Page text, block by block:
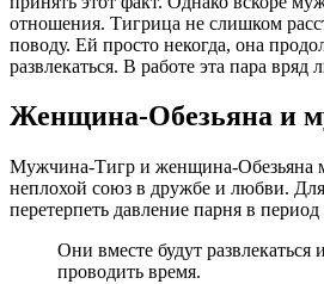
отношения. Тигрица не слишком
поводу. Ей просто некогда, она
развлекаться. В работе эта пара вряд
Женщина-Обезьяна и
Мужчина-Тигр и женщина-Обезьяна
неплохой союз в дружбе и любви.
перетерпеть давление парня в
Они вместе будут развлекаться
проводить время.